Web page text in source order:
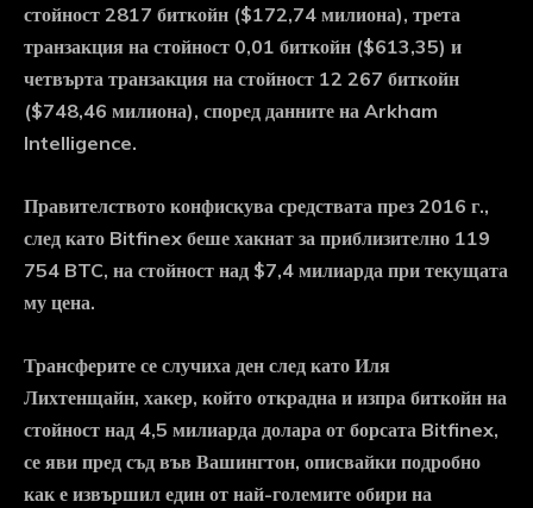
стойност 2817 биткойн ($172,74 милиона), трета
транзакция на стойност 0,01 биткойн ($613,35) и
четвърта транзакция на стойност 12 267 биткойн
($748,46 милиона), според данните на Arkham
Intelligence.
Правителството конфискува средствата през 2016 г.,
след като Bitfinex беше хакнат за приблизително 119
754 BTC, на стойност над $7,4 милиарда при текущата
му цена.
Трансферите се случиха ден след като Иля
Лихтенщайн, хакер, който открадна и изпра биткойн на
стойност над 4,5 милиарда долара от борсата Bitfinex,
се яви пред съд във Вашингтон, описвайки подробно
как е извършил един от най-големите обири на